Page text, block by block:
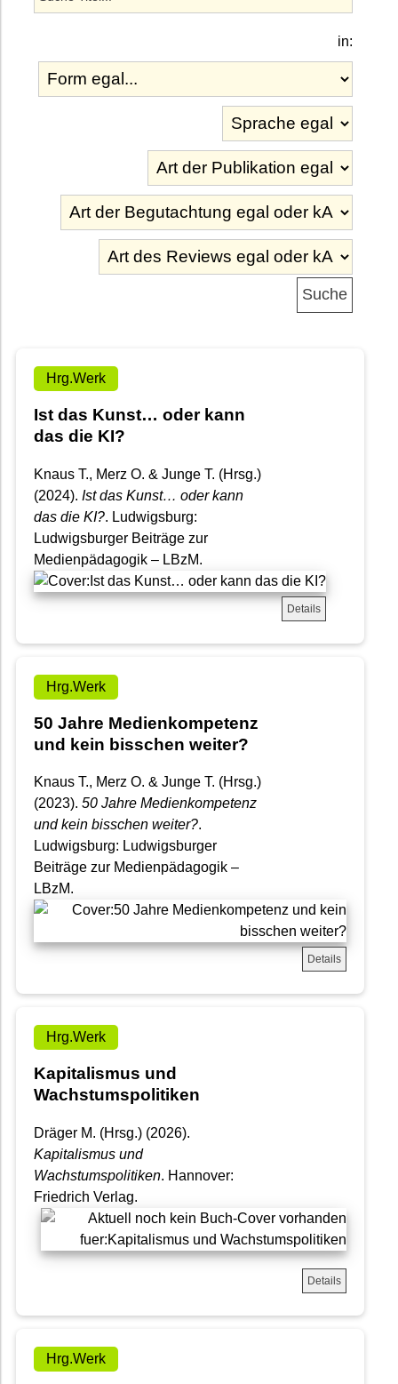
in:
Hrg.Werk
Ist das Kunst… oder kann
das die KI?
Knaus T., Merz O. & Junge T. (Hrsg.)
(2024). Ist das Kunst… oder kann
das die KI?. Ludwigsburg:
Ludwigsburger Beiträge zur
Medienpädagogik – LBzM.
Details
Hrg.Werk
50 Jahre Medienkompetenz
und kein bisschen weiter?
Knaus T., Merz O. & Junge T. (Hrsg.)
(2023). 50 Jahre Medienkompetenz
und kein bisschen weiter?.
Ludwigsburg: Ludwigsburger
Beiträge zur Medienpädagogik –
LBzM.
Details
Hrg.Werk
Kapitalismus und
Wachstumspolitiken
Dräger M. (Hrsg.) (2026).
Kapitalismus und
Wachstumspolitiken. Hannover:
Friedrich Verlag.
Details
Hrg.Werk